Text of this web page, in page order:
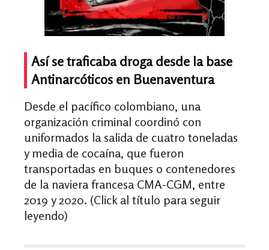
Así se traficaba droga desde la base
Antinarcóticos en Buenaventura
Desde el pacífico colombiano, una
organización criminal coordinó con
uniformados la salida de cuatro toneladas
y media de cocaína, que fueron
transportadas en buques o contenedores
de la naviera francesa CMA-CGM, entre
2019 y 2020. (Click al título para seguir
leyendo)